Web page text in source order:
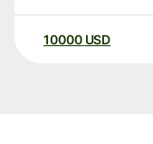
10000 USD